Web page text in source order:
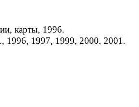
карты, 1996.
1996, 1997, 1999, 2000, 2001.